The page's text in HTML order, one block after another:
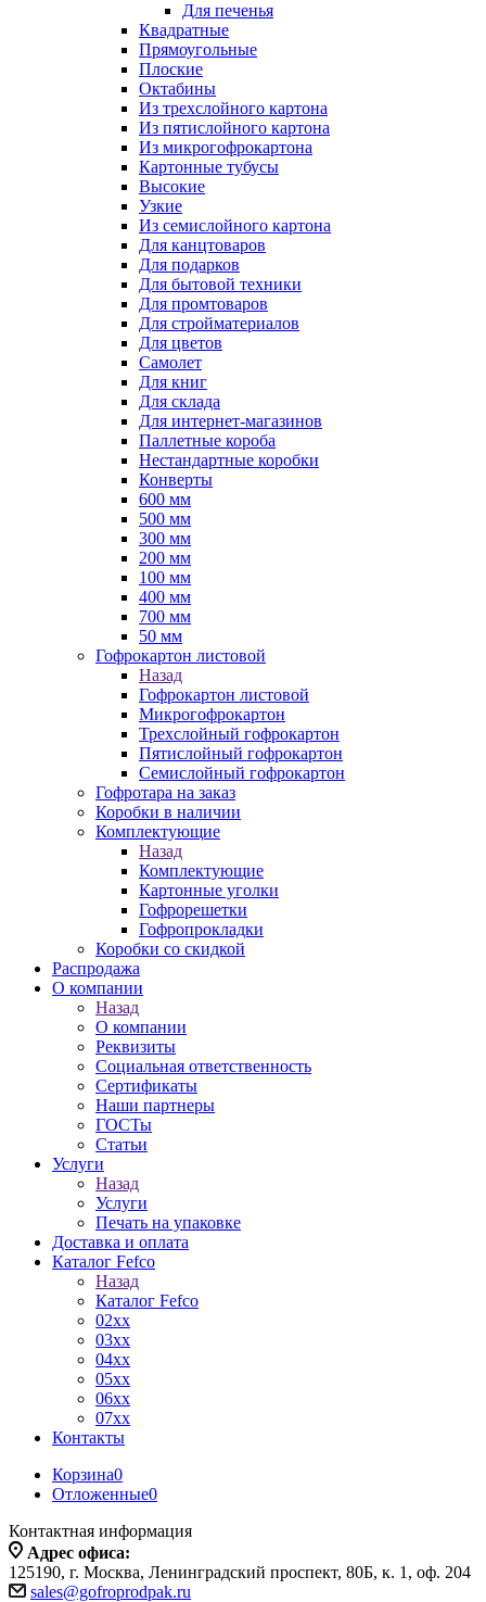
Для печенья
Квадратные
Прямоугольные
Плоские
Октабины
Из трехслойного картона
Из пятислойного картона
Из микрогофрокартона
Картонные тубусы
Высокие
Узкие
Из семислойного картона
Для канцтоваров
Для подарков
Для бытовой техники
Для промтоваров
Для стройматериалов
Для цветов
Самолет
Для книг
Для склада
Для интернет-магазинов
Паллетные короба
Нестандартные коробки
Конверты
600 мм
500 мм
300 мм
200 мм
100 мм
400 мм
700 мм
50 мм
Гофрокартон листовой
Назад
Гофрокартон листовой
Микрогофрокартон
Трехслойный гофрокартон
Пятислойный гофрокартон
Семислойный гофрокартон
Гофротара на заказ
Коробки в наличии
Комплектующие
Назад
Комплектующие
Картонные уголки
Гофрорешетки
Гофропрокладки
Коробки со скидкой
Распродажа
О компании
Назад
О компании
Реквизиты
Социальная ответственность
Сертификаты
Наши партнеры
ГОСТы
Статьи
Услуги
Назад
Услуги
Печать на упаковке
Доставка и оплата
Каталог Fefco
Назад
Каталог Fefco
02xx
03xx
04xx
05xx
06xx
07xx
Контакты
Корзина0
Отложенные0
Контактная информация
Адрес офиса:
125190, г. Москва, Ленинградский проспект, 80Б, к. 1, оф. 204
sales@gofroprodpak.ru